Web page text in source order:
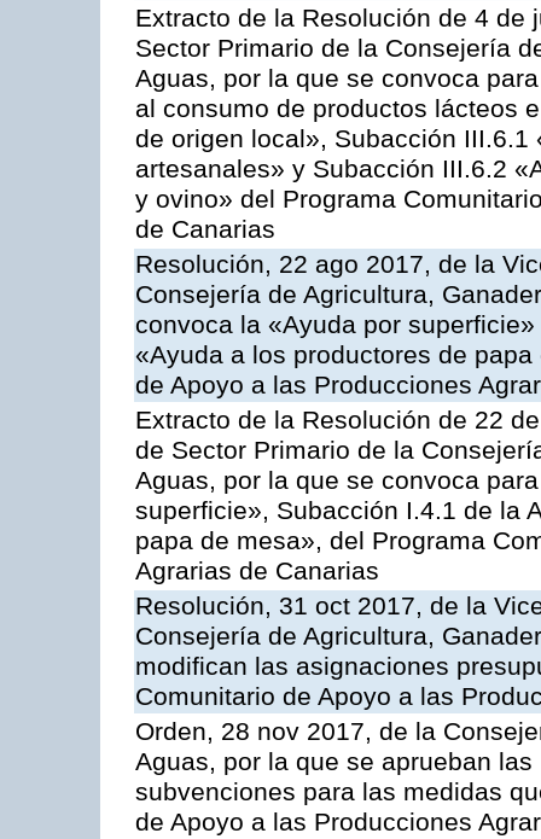
Extracto de la Resolución de 4
Sector Primario de la Consejería
Aguas, por la que se convoca
al consumo de productos lácteos
de origen local», Subacción
artesanales» y Subacción III.6.2
y ovino» del Programa
de Canarias
Resolución, 22 ago 2017, de la
Consejería de Agricultura,
convoca la «Ayuda por
«Ayuda a los productores de
de Apoyo a las Producciones
Extracto de la Resolución de 22
de Sector Primario de la
Aguas, por la que se convoca
superficie», Subacción I.4.1 de la
papa de mesa», del Programa
Agrarias de Canarias
Resolución, 31 oct 2017, de la
Consejería de Agricultura,
modifican las asignaciones
Comunitario de Apoyo a las
Orden, 28 nov 2017, de la
Aguas, por la que se aprueban
subvenciones para las medidas
de Apoyo a las Producciones